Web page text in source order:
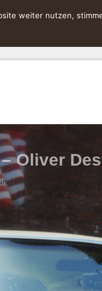
Oliver
Bild
weiter nutzen,